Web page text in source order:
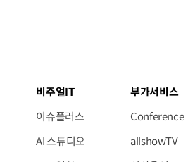
비주얼IT
이슈플러스
AI 스튜디오
부가서비스
Conference
allshowTV